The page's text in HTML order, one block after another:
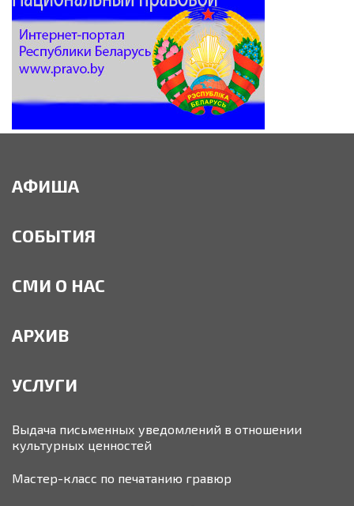
АФИША
СОБЫТИЯ
СМИ О НАС
АРХИВ
УСЛУГИ
Выдача письменных уведомлений в отношении
культурных ценностей
Мастер-класс по печатанию гравюр